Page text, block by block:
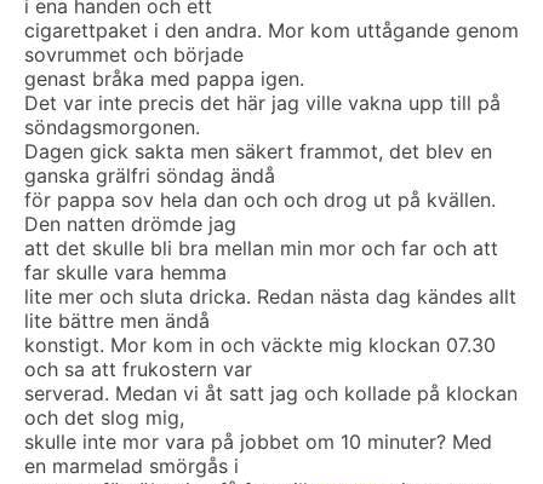
i ena handen och ett
cigarettpaket i den andra. Mor kom uttågande genom
sovrummet och började
genast bråka med pappa igen.
Det var inte precis det här jag ville vakna upp till på
söndagsmorgonen.
Dagen gick sakta men säkert frammot, det blev en
ganska grälfri söndag ändå
för pappa sov hela dan och och drog ut på kvällen.
Den natten drömde jag
att det skulle bli bra mellan min mor och far och att
far skulle vara hemma
lite mer och sluta dricka. Redan nästa dag kändes allt
lite bättre men ändå
konstigt. Mor kom in och väckte mig klockan 07.30
och sa att frukostern var
serverad. Medan vi åt satt jag och kollade på klockan
och det slog mig,
skulle inte mor vara på jobbet om 10 minuter? Med
en marmelad smörgås i